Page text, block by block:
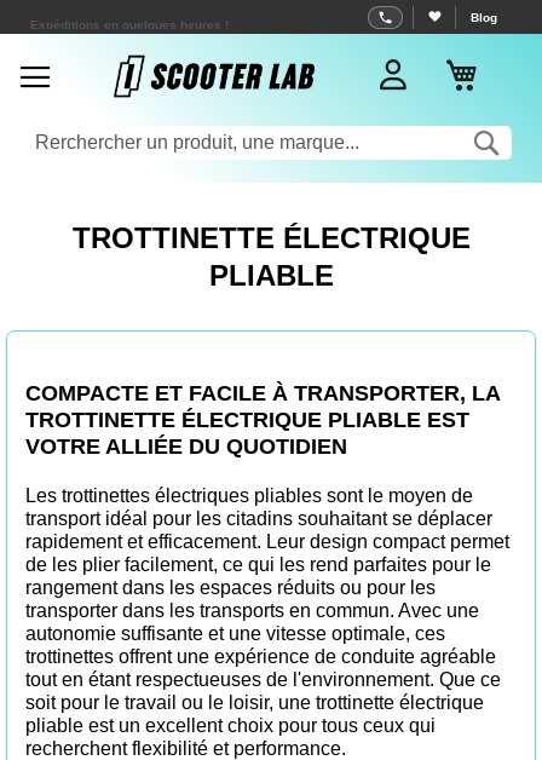
contenu
Blog
TROTTINETTE ÉLECTRIQUE
PLIABLE
COMPACTE ET FACILE À TRANSPORTER, LA
TROTTINETTE ÉLECTRIQUE PLIABLE EST
VOTRE ALLIÉE DU QUOTIDIEN
Les trottinettes électriques pliables sont le moyen de
transport idéal pour les citadins souhaitant se déplacer
rapidement et efficacement. Leur design compact permet
de les plier facilement, ce qui les rend parfaites pour le
rangement dans les espaces réduits ou pour les
transporter dans les transports en commun. Avec une
autonomie suffisante et une vitesse optimale, ces
trottinettes offrent une expérience de conduite agréable
tout en étant respectueuses de l'environnement. Que ce
soit pour le travail ou le loisir, une trottinette électrique
pliable est un excellent choix pour tous ceux qui
recherchent flexibilité et performance.